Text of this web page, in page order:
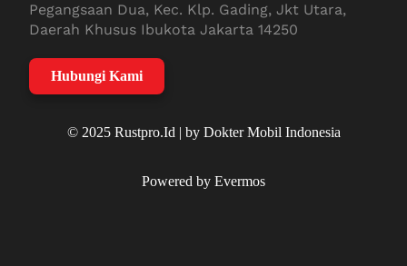
Pegangsaan Dua, Kec. Klp. Gading, Jkt Utara,
Daerah Khusus Ibukota Jakarta 14250
Hubungi Kami
© 2025 Rustpro.Id | by Dokter Mobil Indonesia
Powered by Evermos